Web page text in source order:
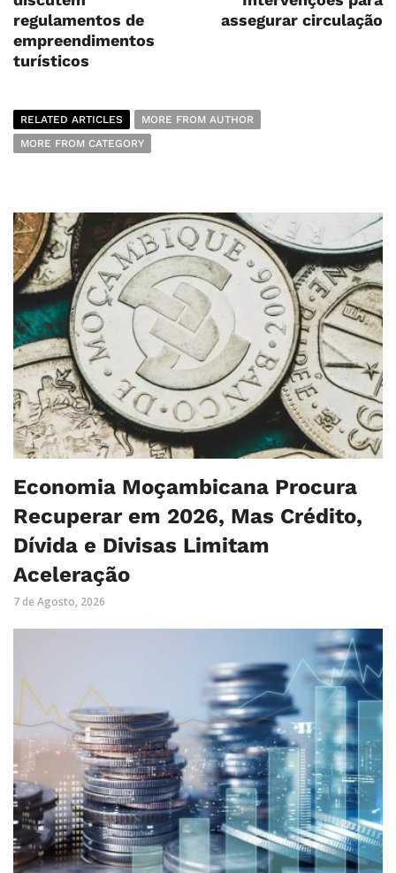
regulamentos de
empreendimentos
turísticos
assegurar circulação
RELATED ARTICLES
MORE FROM AUTHOR
MORE FROM CATEGORY
Economia Moçambicana Procura
Recuperar em 2026, Mas Crédito,
Dívida e Divisas Limitam
Aceleração
7 de Agosto, 2026